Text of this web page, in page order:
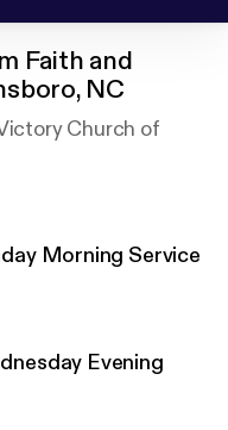
Faith and
NC
Church of
Morning Service
Evening